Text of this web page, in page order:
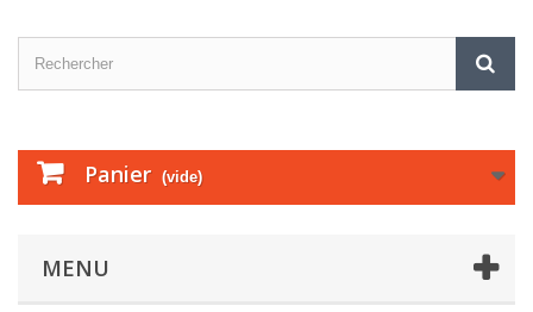
Panier (vide)
MENU